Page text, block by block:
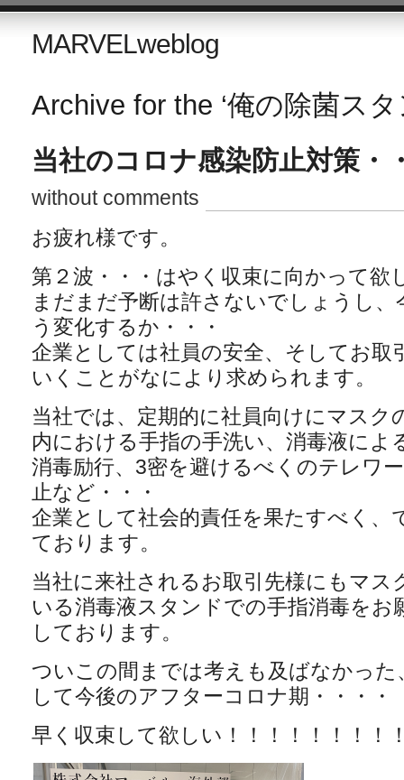
MARVELweblog
Archive for the ‘俺の除菌ス
当社のコロナ感染防止対策・
without comments
お疲れ様です。
第２波・・・はやく収束に向かって欲
まだまだ予断は許さないでしょうし
う変化するか・・・
企業としては社員の安全、そしてお取
いくことがなにより求められます。
当社では、定期的に社員向けにマスク
内における手指の手洗い、消毒液によ
消毒励行、3密を避けるべくのテレワ
止など・・・
企業として社会的責任を果たすべく、
ております。
当社に来社されるお取引先様にもマス
いる消毒液スタンドでの手指消毒をお
しております。
ついこの間までは考えも及ばなかっ
して今後のアフターコロナ期・・・・
早く収束して欲しい！！！！！！！！